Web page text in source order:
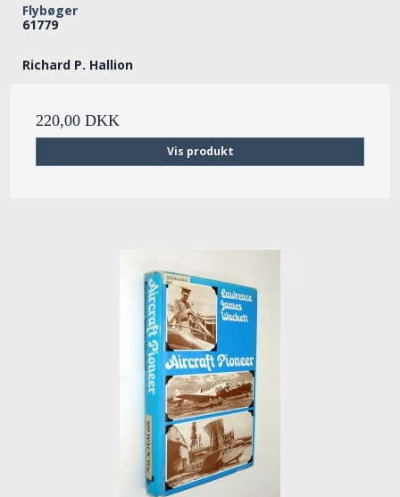
Flybøger
61779
Richard P. Hallion
220,00 DKK
Vis produkt